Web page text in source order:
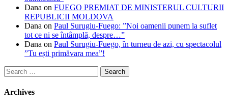
Dana on FUEGO PREMIAT DE MINISTERUL CULTURII
REPUBLICII MOLDOVA
Dana on Paul Surugiu-Fuego: ”Noi oamenii punem la suflet
tot ce ni se întâmplă, despre…”
Dana on Paul Surugiu-Fuego, în turneu de azi, cu spectacolul
”Tu ești primăvara mea”!
Search
for:
Archives